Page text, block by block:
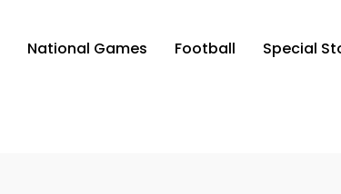
National Games Football Special